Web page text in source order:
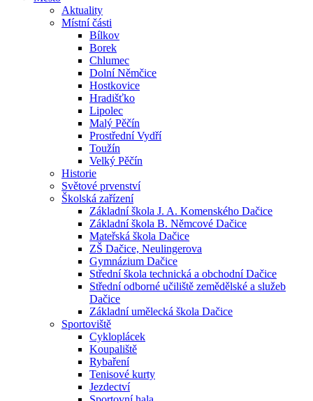
Aktuality
Místní části
Bílkov
Borek
Chlumec
Dolní Němčice
Hostkovice
Hradišťko
Lipolec
Malý Pěčín
Prostřední Vydří
Toužín
Velký Pěčín
Historie
Světové prvenství
Školská zařízení
Základní škola J. A. Komenského Dačice
Základní škola B. Němcové Dačice
Mateřská škola Dačice
ZŠ Dačice, Neulingerova
Gymnázium Dačice
Střední škola technická a obchodní Dačice
Střední odborné učiliště zemědělské a služeb
Dačice
Základní umělecká škola Dačice
Sportoviště
Cykloplácek
Koupaliště
Rybaření
Tenisové kurty
Jezdectví